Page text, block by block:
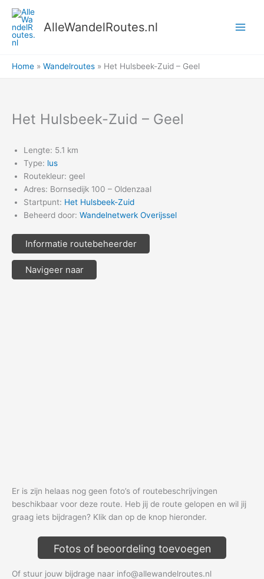
naar
inhoud
AlleWandelRoutes.nl
Home Wandelroutes Het Hulsbeek-Zuid – Geel
Het Hulsbeek-Zuid – Geel
Lengte: 5.1 km
Type: lus
Routekleur: geel
Adres: Bornsedijk 100 – Oldenzaal
Startpunt: Het Hulsbeek-Zuid
Beheerd door: Wandelnetwerk Overijssel
Informatie routebeheerder
Navigeer naar
Er is zijn helaas nog geen foto’s of routebeschrijvingen
beschikbaar voor deze route. Heb jij de route gelopen en wil jij
graag iets bijdragen? Klik dan op de knop hieronder.
Fotos of beoordeling toevoegen
Of stuur jouw bijdrage naar info@allewandelroutes.nl